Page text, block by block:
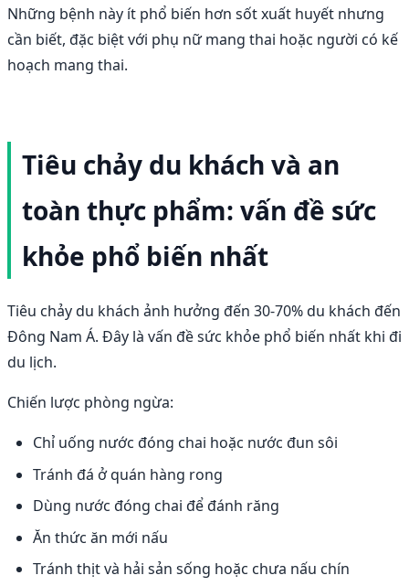
Những bệnh này ít phổ biến hơn sốt xuất huyết nhưng
cần biết, đặc biệt với phụ nữ mang thai hoặc người có kế
hoạch mang thai.
Tiêu chảy du khách và an
toàn thực phẩm: vấn đề sức
khỏe phổ biến nhất
Tiêu chảy du khách ảnh hưởng đến 30-70% du khách đến
Đông Nam Á. Đây là vấn đề sức khỏe phổ biến nhất khi đi
du lịch.
Chiến lược phòng ngừa:
Chỉ uống nước đóng chai hoặc nước đun sôi
Tránh đá ở quán hàng rong
Dùng nước đóng chai để đánh răng
Ăn thức ăn mới nấu
Tránh thịt và hải sản sống hoặc chưa nấu chín